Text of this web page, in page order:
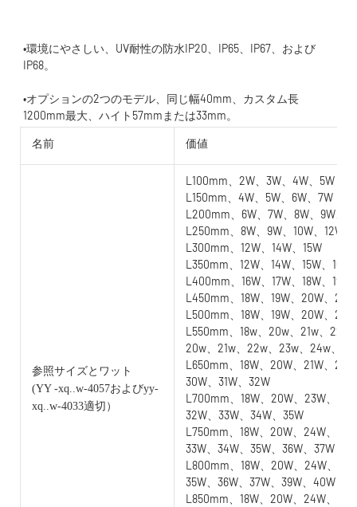
•環境にやさしい、UV耐性の防水IP20、IP65、IP67、および
•オプションの2つのモデル、同じ幅40mm、カスタム長
名前 価値
参照サイズとワット
(YY -xq..w-4057およびyy-
xq..w-4033適切）
L100mm、2W、3W、4W、5W
L150mm、4W、5W、6W、7W
L200mm、6W、7W、8W、9W、
L250mm、8W、9W、10W、12W
L300mm、12W、14W、15W
L350mm、12W、14W、15W、16W
L400mm、16W、17W、18W、19W
L450mm、18W、19W、20W、
L500mm、18W、19W、20W、
L550mm、18w、20w、21w、
20w、21w、22w、23w、24w、
L650mm、18W、20W、21W、
30W、31W、32W
L700mm、18W、20W、23W、
32W、33W、34W、35W
L750mm、18W、20W、24W、
33W、34W、35W、36W、37W
L800mm、18W、20W、24W、
35W、36W、37W、39W、40W
L850mm、18W、20W、24W、